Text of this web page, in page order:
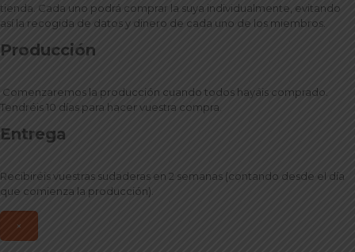
tienda. Cada uno podrá comprar la suya individualmente, evitando
así la recogida de datos y dinero de cada uno de los miembros.
Producción
Comenzaremos la producción cuando todos hayáis comprado.
Tendréis 10 días para hacer vuestra compra.
Entrega
Recibiréis vuestras sudaderas en 2 semanas (contando desde el día
que comienza la producción).
×